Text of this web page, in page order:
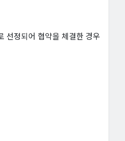
선정되어 협약을 체결한 경우